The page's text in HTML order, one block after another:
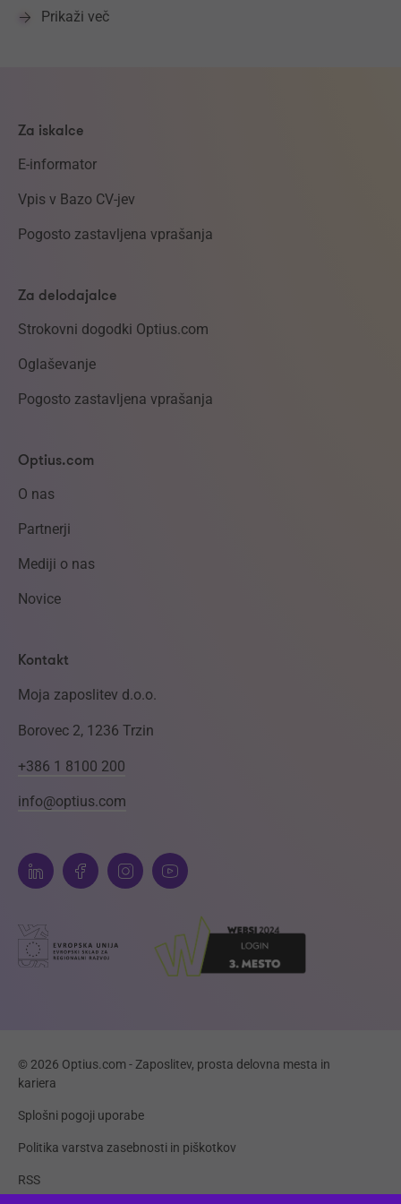
Prikaži več
Za iskalce
E-informator
Vpis v Bazo CV-jev
Pogosto zastavljena vprašanja
Za delodajalce
Strokovni dogodki Optius.com
Oglaševanje
Pogosto zastavljena vprašanja
Optius.com
O nas
Partnerji
Mediji o nas
Novice
Kontakt
Moja zaposlitev d.o.o.
Borovec 2, 1236 Trzin
+386 1 8100 200
info@optius.com
© 2026 Optius.com - Zaposlitev, prosta delovna mesta in
kariera
Splošni pogoji uporabe
Politika varstva zasebnosti in piškotkov
RSS